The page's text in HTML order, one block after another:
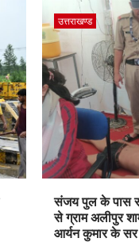
उत्तराखण्ड
संजय पुल के पास
से ग्राम अलीपुर
आर्यन कुमार के सर